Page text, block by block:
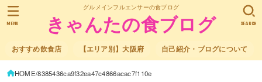
グルメインフルエンサーの食ブログ
きゃんたの食ブログ
おすすめ飲食店 【エリア別】大阪府 自己紹介・ブログについて
SEARCH
MENU
HOME 8385436ca9f32ea47c4866acac7f110e